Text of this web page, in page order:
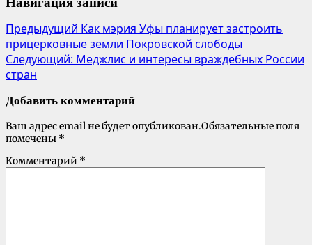
Предыдущий Как мэрия Уфы планирует застроить
прицерковные земли Покровской слободы
Следующий: Меджлис и интересы враждебных России
стран
Добавить комментарий
Ваш адрес email не будет опубликован.Обязательные поля
помечены *
Комментарий *